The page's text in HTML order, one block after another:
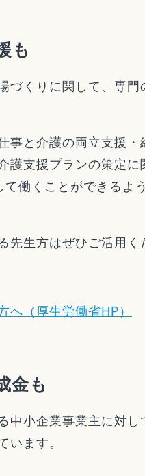
も
くりに関して、専
事と介護の両立支援
支援プランの策定に
働くことができるよ
生方はぜひご活用く
へ（厚生労働省HP）
金も
小企業事業主に対
います。